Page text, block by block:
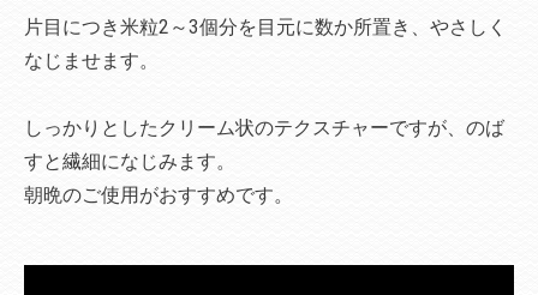
片目につき米粒2～3個分を目元に数か所置き、やさしく
なじませます。
しっかりとしたクリーム状のテクスチャーですが、のば
すと繊細になじみます。
朝晩のご使用がおすすめです。